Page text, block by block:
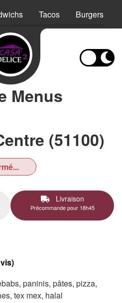
Tacos Burgers
Menus
(51100)
Livraison
Précommande pour 18h45
paninis, pâtes, pizza,
tex mex, halal